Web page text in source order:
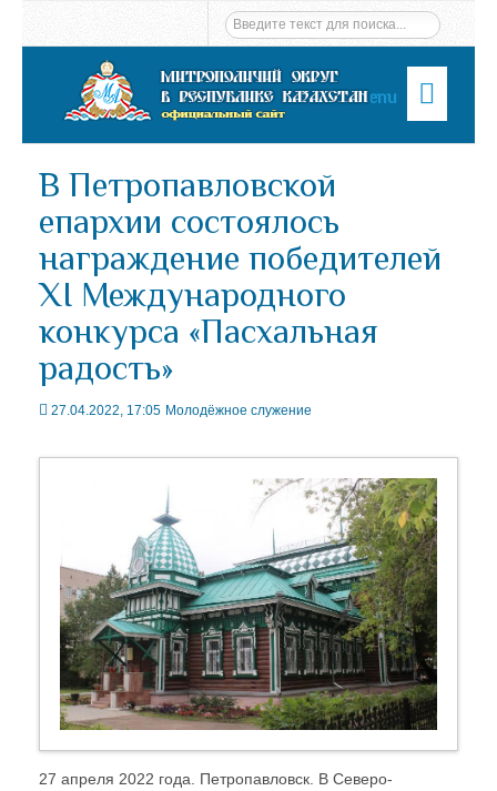
Menu
В Петропавловской
епархии состоялось
награждение победителей
XI Международного
конкурса «Пасхальная
радость»
27.04.2022, 17:05 Молодёжное служение
27 апреля 2022 года. Петропавловск. В Северо-